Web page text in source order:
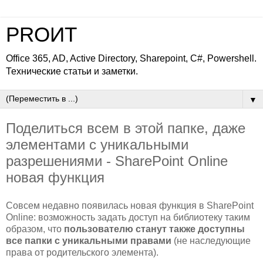
PROИТ
Office 365, AD, Active Directory, Sharepoint, C#, Powershell.
Технические статьи и заметки.
▼
Поделиться всем в этой папке, даже
элементами с уникальными
разрешениями - SharePoint Online
новая функция
Совсем недавно появилась новая функция в SharePoint
Online: возможность задать доступ на библиотеку таким
образом, что пользователю станут также доступны
все папки с уникальными правами (не наследующие
права от родительского элемента).